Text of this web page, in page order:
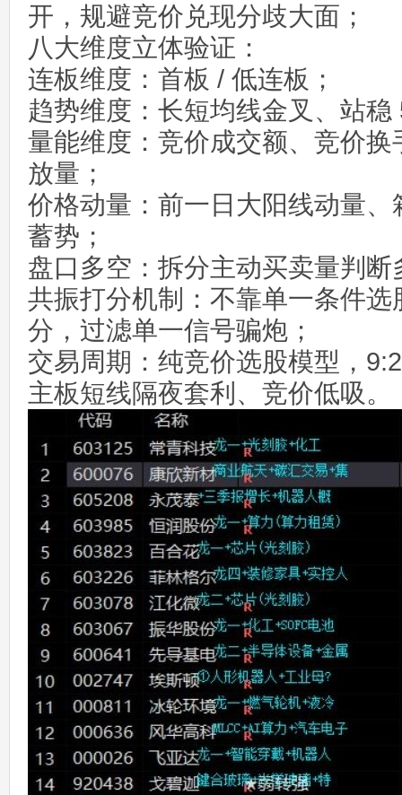
开，规避竞价兑现分歧大面；
八大维度立体验证：
连板维度：首板 / 低连板；
趋势维度：长短均线金叉、站稳
量能维度：竞价成交额、竞价
放量；
价格动量：前一日大阳线动量
蓄势；
盘口多空：拆分主动买卖量判断
共振打分机制：不靠单一条件
分，过滤单一信号骗炮；
交易周期：纯竞价选股模型，
主板短线隔夜套利、竞价低吸。